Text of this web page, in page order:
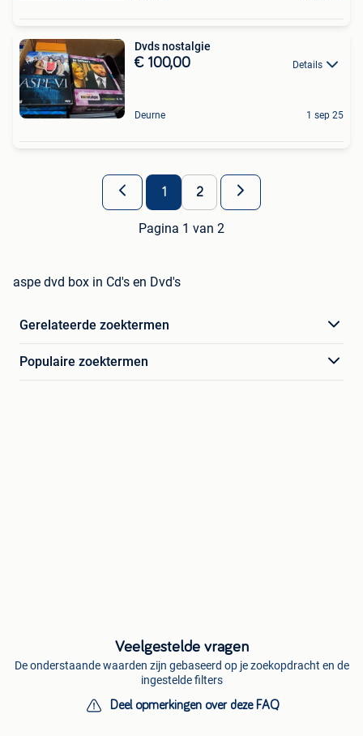
Dvds nostalgie
€ 100,00 Details
Deurne 1 sep 25
1 2
Pagina 1 van 2
aspe dvd box in Cd's en Dvd's
Gerelateerde zoektermen
Populaire zoektermen
Veelgestelde vragen
De onderstaande waarden zijn gebaseerd op je zoekopdracht en de
ingestelde filters
Deel opmerkingen over deze FAQ